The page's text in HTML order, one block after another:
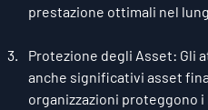
prestazione ottimali nel
Protezione degli Asset: Gli
anche significativi asset
organizzazioni proteggono